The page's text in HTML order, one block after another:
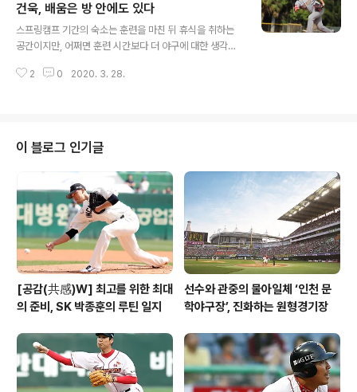
조치로 나타났다. 현재 합숙 생활을 하고 있는 인원은 무려
69명이나 된다. 선수들이 55명, 코칭스태프 11명, 프런트
3명 등이다. 이중 강화 SK 퓨처스파크 숙소를 쓰는 인원은
총 54명이다. 수펙스 팀(1군), 23명과 퓨처스 팀(2군) 27
명에 이종운 퓨처스 감독 등 코칭스태프 4명이 사용하고
건욱, 배움은 방 안에도 있다
스프링캠프 기간의 숙소는 훈련을 마친 뒤 휴식을 취하는
공간이지만, 어쩌면 훈련 시간보다 더 야구에 대한 생각으
면, 공간과 시간을 공유하는 그들의 생각과 대화가 쌓이며
욱과 동고동락하며 캠프를 치렀다. SK의 새로운 토종 에이
스를 바라보는 선배들은 후배들에게 조언을 아끼지 않았으
며, SK 마운드의 새로운 한 자리를 노리는 후배들은 선배
들의 모습을 기꺼이 거울로 삼았다. ◆박종훈의 멘탈을 삼
킨 김정빈 "노트가 없다고 해서 3년 전에 썼던 노트 반대쪽
을 쓰라고 빌려줬어요. 들은 얘기나 ..
2 0 2020. 3. 28.
이 블로그 인기글
[공감(共感)W] 최고를 위한 최대
의 준비, SK 박종훈의 루틴 일지
선수와 관중의 물아일체 ‘인천 문
학야구장’, 진화하는 원형경기장